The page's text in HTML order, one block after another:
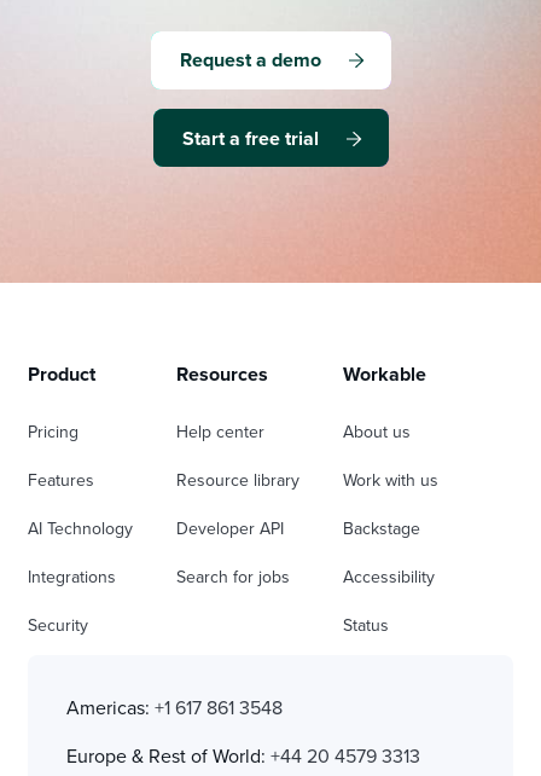
Request a demo
Start a free trial
Product
Pricing
Features
AI Technology
Integrations
Security
Resources
Help center
Resource library
Developer API
Search for jobs
Workable
About us
Work with us
Backstage
Accessibility
Status
Americas: +1 617 861 3548
Europe & Rest of World: +44 20 4579 3313